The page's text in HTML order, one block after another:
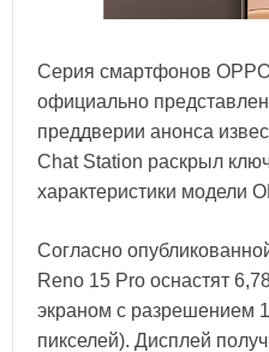
Серия смартфонов
официально
преддверии анонса
Chat Station раскрыл
характеристики модели
Согласно
Reno 15 Pro оснастят
экраном с разрешением
пикселей). Дисплей